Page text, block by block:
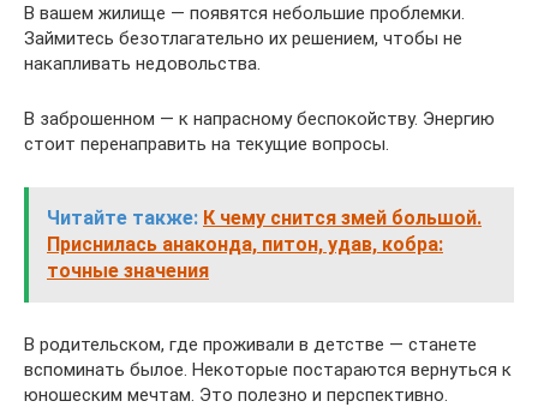
В вашем жилище — появятся небольшие проблемки.
Займитесь безотлагательно их решением, чтобы не
накапливать недовольства.
В заброшенном — к напрасному беспокойству. Энергию
стоит перенаправить на текущие вопросы.
Читайте также: К чему снится змей большой.
Приснилась анаконда, питон, удав, кобра:
точные значения
В родительском, где проживали в детстве — станете
вспоминать былое. Некоторые постараются вернуться к
юношеским мечтам. Это полезно и перспективно.